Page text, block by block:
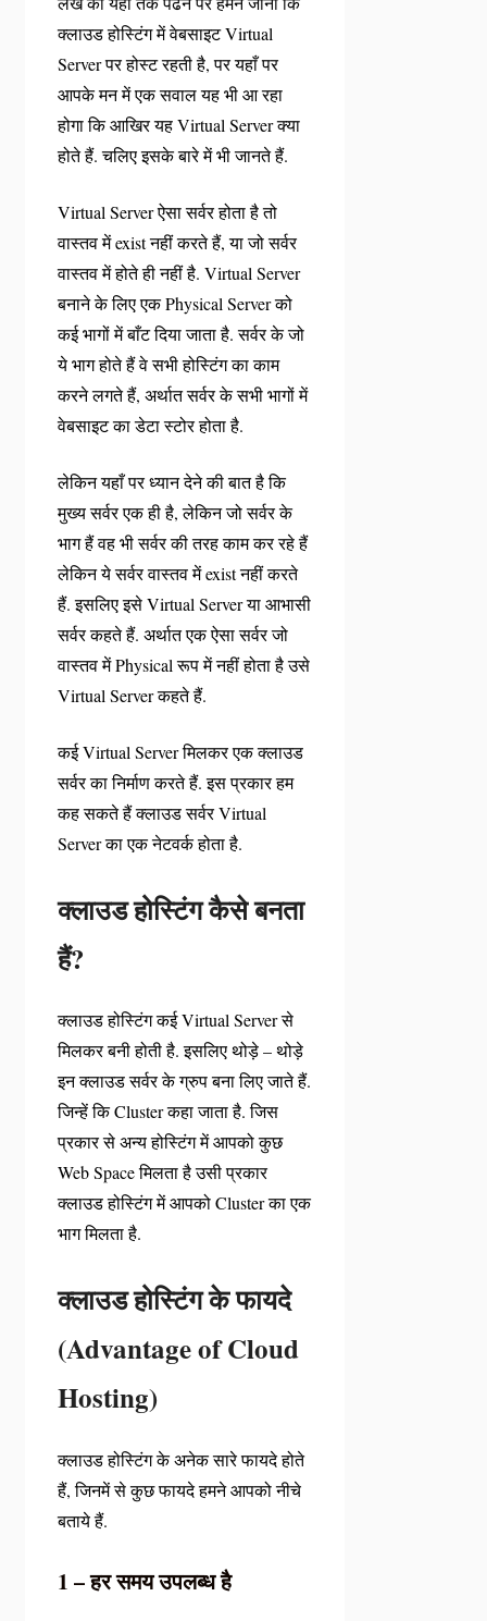
क्लाउड होस्टिंग में वेबसाइट Virtual
Server पर होस्ट रहती है, पर यहाँ पर
आपके मन में एक सवाल यह भी आ रहा
होगा कि आखिर यह Virtual Server क्या
होते हैं. चलिए इसके बारे में भी जानते हैं.
Virtual Server ऐसा सर्वर होता है तो
वास्तव में exist नहीं करते हैं, या जो सर्वर
वास्तव में होते ही नहीं है. Virtual Server
बनाने के लिए एक Physical Server को
कई भागों में बाँट दिया जाता है. सर्वर के जो
ये भाग होते हैं वे सभी होस्टिंग का काम
करने लगते हैं, अर्थात सर्वर के सभी भागों में
वेबसाइट का डेटा स्टोर होता है.
लेकिन यहाँ पर ध्यान देने की बात है कि
मुख्य सर्वर एक ही है, लेकिन जो सर्वर के
भाग हैं वह भी सर्वर की तरह काम कर रहे हैं
लेकिन ये सर्वर वास्तव में exist नहीं करते
हैं. इसलिए इसे Virtual Server या आभासी
सर्वर कहते हैं. अर्थात एक ऐसा सर्वर जो
वास्तव में Physical रूप में नहीं होता है उसे
Virtual Server कहते हैं.
कई Virtual Server मिलकर एक क्लाउड
सर्वर का निर्माण करते हैं. इस प्रकार हम
कह सकते हैं क्लाउड सर्वर Virtual
Server का एक नेटवर्क होता है.
क्लाउड होस्टिंग कैसे बनता
हैं?
क्लाउड होस्टिंग कई Virtual Server से
मिलकर बनी होती है. इसलिए थोड़े – थोड़े
इन क्लाउड सर्वर के ग्रुप बना लिए जाते हैं.
जिन्हें कि Cluster कहा जाता है. जिस
प्रकार से अन्य होस्टिंग में आपको कुछ
Web Space मिलता है उसी प्रकार
क्लाउड होस्टिंग में आपको Cluster का एक
भाग मिलता है.
क्लाउड होस्टिंग के फायदे
(Advantage of Cloud
Hosting)
क्लाउड होस्टिंग के अनेक सारे फायदे होते
हैं, जिनमें से कुछ फायदे हमने आपको नीचे
बताये हैं.
1 – हर समय उपलब्ध है